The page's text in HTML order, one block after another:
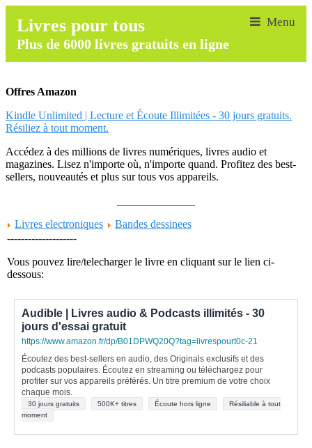
Livres pour tous
Plus de 6000 livres gratuits en ligne
Offres Amazon
Kindle Unlimited | Lecture et Écoute Illimitées - 30 jours gratuits.
Résiliez à tout moment.
Accédez à des millions de livres numériques, livres audio et
magazines. Lisez n'importe où, n'importe quand. Profitez des best-
sellers, nouveautés et plus sur tous vos appareils.
Livres electroniques
Bandes dessinees
--------------------
Vous pouvez lire/telecharger le livre en cliquant sur le lien ci-
dessous:
Audible | Livres audio & Podcasts illimités - 30
jours d'essai gratuit
https://www.amazon.fr/dp/B01DPWQ20Q?tag=livrespourt0c-21
Écoutez des best-sellers en audio, des Originals exclusifs et des
podcasts populaires. Écoutez en streaming ou téléchargez pour
profiter sur vos appareils préférés. Un titre premium de votre choix
chaque mois.
30 jours gratuits 500K+ titres Écoute hors ligne
Résiliable à tout
moment